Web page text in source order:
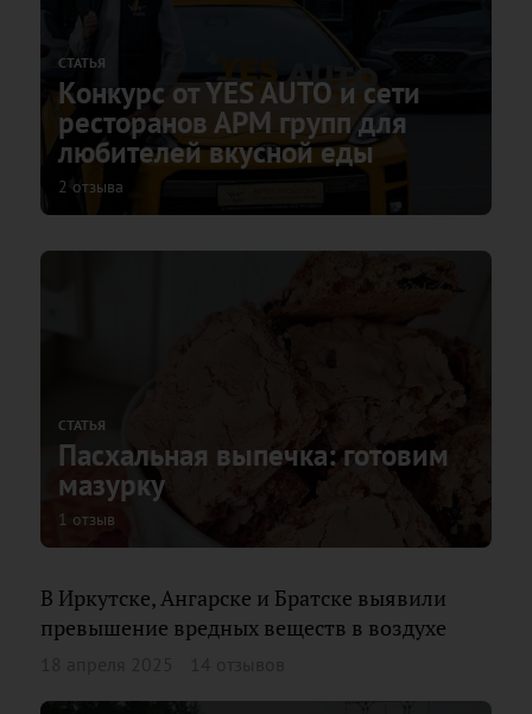
СТАТЬЯ
Конкурс от YES AUTO и сети
ресторанов АРМ групп для
любителей вкусной еды
2 отзыва
СТАТЬЯ
Пасхальная выпечка: готовим
мазурку
1 отзыв
В Иркутске, Ангарске и Братске выявили
превышение вредных веществ в воздухе